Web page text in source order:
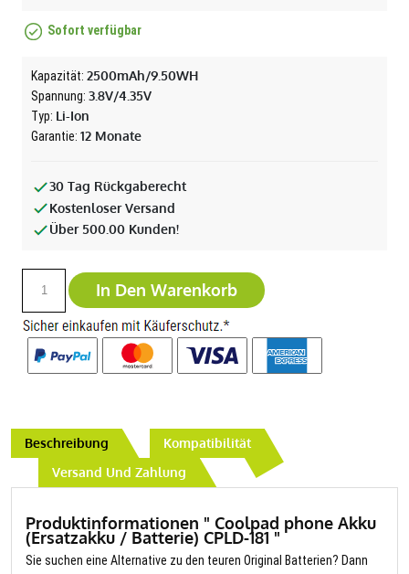
Sofort verfügbar
Kapazität: 2500mAh/9.50WH
Spannung: 3.8V/4.35V
Typ: Li-Ion
Garantie: 12 Monate
30 Tag Rückgaberecht
Kostenloser Versand
Über 500.00 Kunden!
In Den Warenkorb
Beschreibung
Kompatibilität
Versand Und Zahlung
Produktinformationen " Coolpad phone Akku
(Ersatzakku / Batterie) CPLD-181 "
Sie suchen eine Alternative zu den teuren Original Batterien? Dann